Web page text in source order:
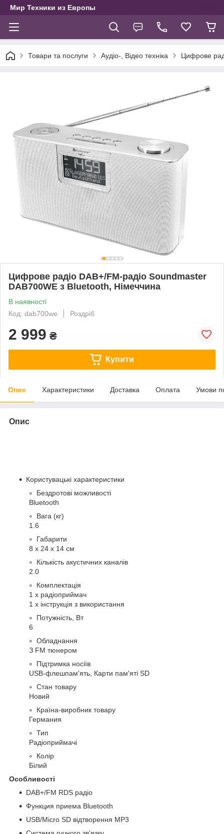
Мир Техники из Европы
Товари та послуги Аудіо-, Відео техніка Цифрове
Цифрове радіо DAB+/FM-радіо Soundmaster
DAB700WE з Bluetooth, Німеччина
В наявності
Код: dab700we
Роздріб
2 999 ₴
Купити
Опис Характеристики Доставка Оплата Умови
Опис
Користувацькі характеристики
Бездротові можливості
Bluetooth
Вага (кг)
1.6
Габарити
8 x 24 x 14 см
Кількість акустичних каналів
2.0
Комплектація
1 х радіоприймач
1 х інструкція з використання
Потужність, Вт
6
Обладнання
З FM тюнером
Підтримка носіїв
USB-флешпам'ять, Карти пам'яті SD
Стан товару
Новий
Країна-виробник товару
Германия
Тип
Радіоприймачі
Колір
Білий
Особливості
DAB+/FM RDS радіо
Функция приема Bluetooth
USB/Micro SD відтворення MP3